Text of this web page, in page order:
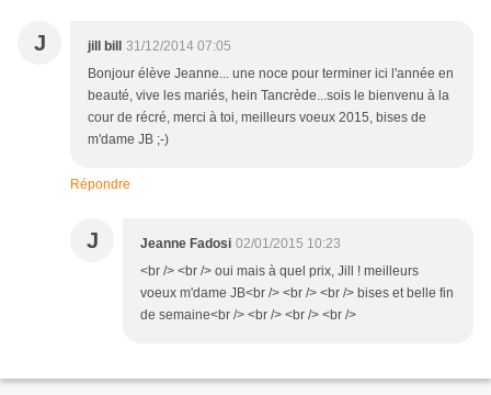
J jill bill
31/12/2014 07:05
Bonjour élève Jeanne... une noce pour terminer ici l'année en
beauté, vive les mariés, hein Tancrède...sois le bienvenu à la
cour de récré, merci à toi, meilleurs voeux 2015, bises de
m'dame JB ;-)
Répondre
J Jeanne Fadosi 02/01/2015 10:23
<br /> <br /> oui mais à quel prix, Jill ! meilleurs
voeux m'dame JB<br /> <br /> <br /> bises et belle fin
de semaine<br /> <br /> <br /> <br />